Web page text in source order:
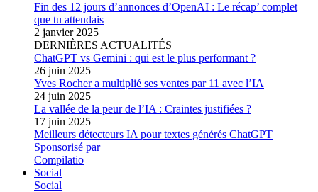
Fin des 12 jours d’annonces d’OpenAI : Le récap’ complet
que tu attendais
2 janvier 2025
DERNIÈRES ACTUALITÉS
ChatGPT vs Gemini : qui est le plus performant ?
26 juin 2025
Yves Rocher a multiplié ses ventes par 11 avec l’IA
24 juin 2025
La vallée de la peur de l’IA : Craintes justifiées ?
17 juin 2025
Meilleurs détecteurs IA pour textes générés ChatGPT
Sponsorisé par
Compilatio
Social
Social